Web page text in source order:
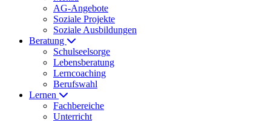
AG-Angebote
Soziale Projekte
Soziale Ausbildungen
Beratung
Schulseelsorge
Lebensberatung
Lerncoaching
Berufswahl
Lernen
Fachbereiche
Unterricht